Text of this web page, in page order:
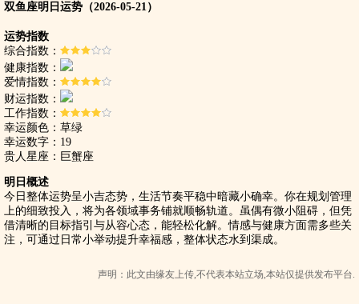
双鱼座明日运势（2026-05-21）
运势指数
综合指数：
健康指数：
爱情指数：
财运指数：
工作指数：
幸运颜色：草绿
幸运数字：19
贵人星座：巨蟹座
明日概述
今日整体运势呈小吉态势，生活节奏平稳中暗藏小确幸。你在规划管理
上的细致投入，将为各领域事务铺就顺畅轨道。虽偶有微小阻碍，但凭
借清晰的目标指引与从容心态，能轻松化解。情感与健康方面需多些关
注，可通过日常小举动提升幸福感，整体状态水到渠成。
声明：此文由缘友上传,不代表本站立场,本站仅提供发布平台.